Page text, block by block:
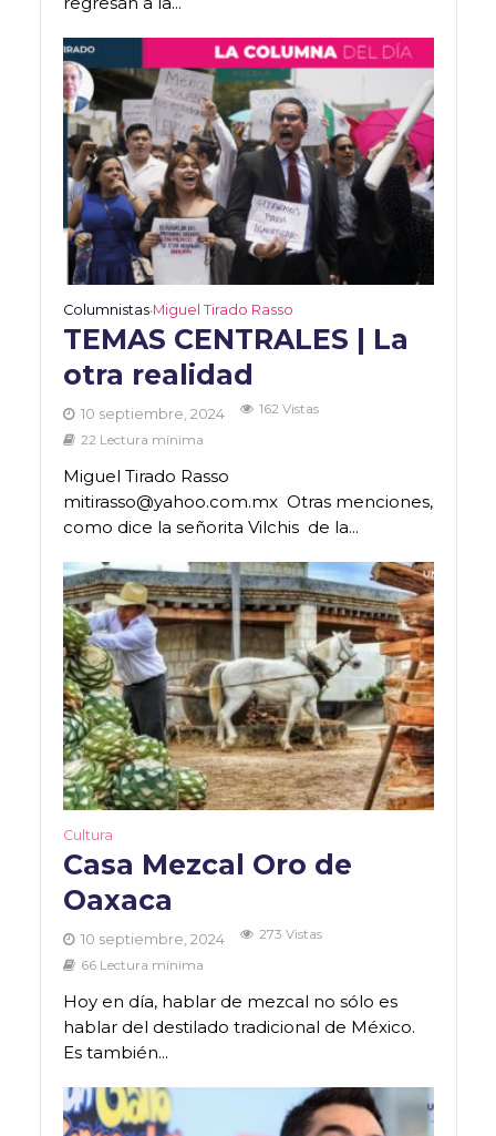
Columnistas•Miguel Tirado Rasso
TEMAS CENTRALES | La
otra realidad
10 septiembre, 2024
162 Vistas
22 Lectura mínima
Miguel Tirado Rasso
mitirasso@yahoo.com.mx Otras menciones,
como dice la señorita Vilchis de la...
Cultura
Casa Mezcal Oro de
Oaxaca
10 septiembre, 2024
273 Vistas
66 Lectura mínima
Hoy en día, hablar de mezcal no sólo es
hablar del destilado tradicional de México.
Es también...